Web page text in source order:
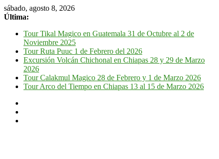
sábado, agosto 8, 2026
Última:
Tour Tikal Magico en Guatemala 31 de Octubre al 2 de
Noviembre 2025
Tour Ruta Puuc 1 de Febrero del 2026
Excursión Volcán Chichonal en Chiapas 28 y 29 de Marzo
2026
Tour Calakmul Magico 28 de Febrero y 1 de Marzo 2026
Tour Arco del Tiempo en Chiapas 13 al 15 de Marzo 2026